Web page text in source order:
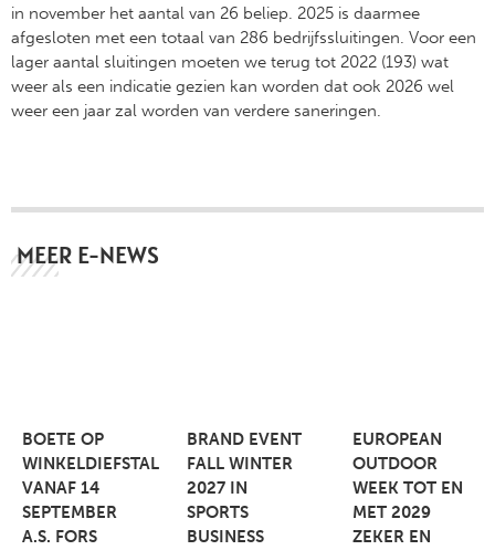
in november het aantal van 26 beliep. 2025 is daarmee
afgesloten met een totaal van 286 bedrijfssluitingen. Voor een
lager aantal sluitingen moeten we terug tot 2022 (193) wat
weer als een indicatie gezien kan worden dat ook 2026 wel
weer een jaar zal worden van verdere saneringen.
MEER E-NEWS
BOETE OP
WINKELDIEFSTAL
VANAF 14
SEPTEMBER
A.S. FORS
BRAND EVENT
FALL WINTER
2027 IN
SPORTS
BUSINESS
EUROPEAN
OUTDOOR
WEEK TOT EN
MET 2029
ZEKER EN